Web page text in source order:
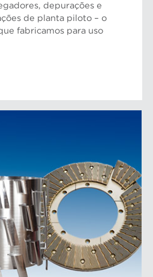
depurações e
de planta piloto – o
fabricamos para uso